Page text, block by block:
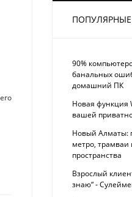
90%
банальных
домашний ПК
Новая функция
вашей
Новый Алматы:
метро,
пространства
Взрослый
знаю“ -